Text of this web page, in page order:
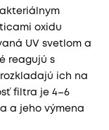
oxidu
UV svetlom a
reagujú s
ich na
filtra je 4–6
a jeho výmena